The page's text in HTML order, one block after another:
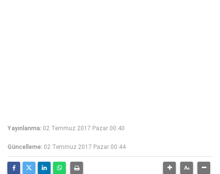
Yayınlanma: 02 Temmuz 2017 Pazar 00:40
Güncelleme: 02 Temmuz 2017 Pazar 00:44